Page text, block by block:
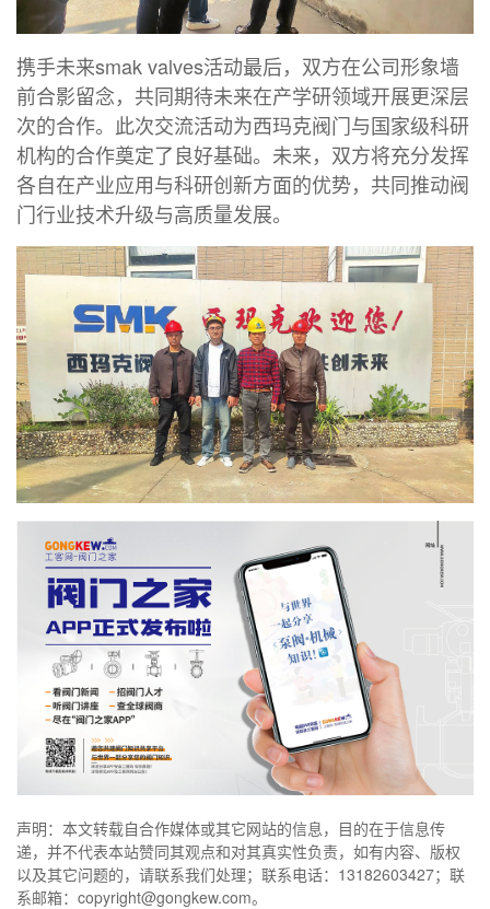
携手未来smak valves活动最后，双方在公司形象墙
前合影留念，共同期待未来在产学研领域开展更深层
次的合作。此次交流活动为西玛克阀门与国家级科研
机构的合作奠定了良好基础。未来，双方将充分发挥
各自在产业应用与科研创新方面的优势，共同推动阀
门行业技术升级与高质量发展。
声明：本文转载自合作媒体或其它网站的信息，目的在于信息传
递，并不代表本站赞同其观点和对其真实性负责，如有内容、版权
以及其它问题的，请联系我们处理；联系电话：13182603427；联
系邮箱：copyright@gongkew.com。